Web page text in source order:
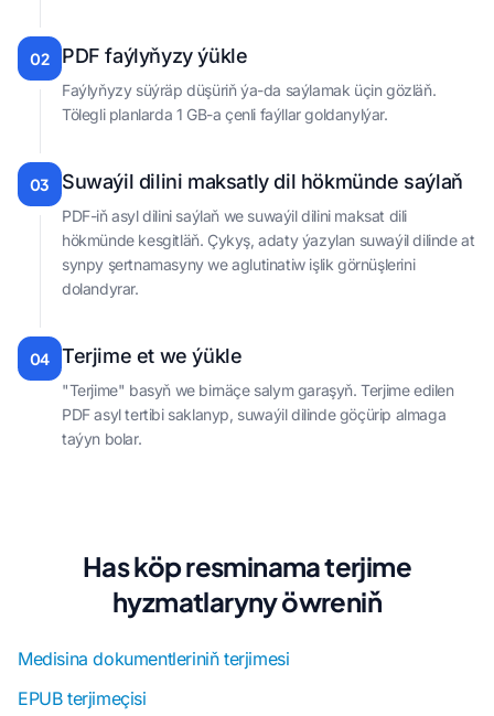
02 PDF faýlyňyzy ýükle
Faýlyňyzy süýräp düşüriň ýa-da saýlamak üçin gözläň.
Tölegli planlarda 1 GB-a çenli faýllar goldanylýar.
03 Suwaýil dilini maksatly dil hökmünde saýlaň
PDF-iň asyl dilini saýlaň we suwaýil dilini maksat dili
hökmünde kesgitläň. Çykyş, adaty ýazylan suwaýil dilinde at
synpy şertnamasyny we aglutinatiw işlik görnüşlerini
dolandyrar.
04 Terjime et we ýükle
"Terjime" basyň we birnäçe salym garaşyň. Terjime edilen
PDF asyl tertibi saklanyp, suwaýil dilinde göçürip almaga
taýyn bolar.
Has köp resminama terjime
hyzmatlaryny öwreniň
Medisina dokumentleriniň terjimesi
EPUB terjimeçisi